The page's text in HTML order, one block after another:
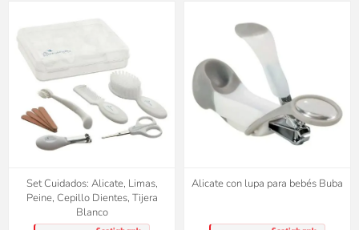
Set Cuidados: Alicate, Limas,
Peine, Cepillo Dientes, Tijera
Blanco
Alicate con lupa para bebés Buba